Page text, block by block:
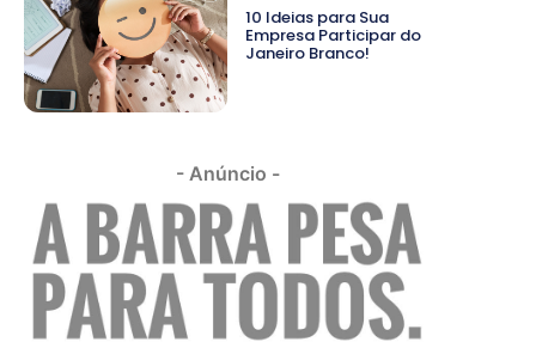
10 Ideias para Sua
Empresa Participar do
Janeiro Branco!
- Anúncio -